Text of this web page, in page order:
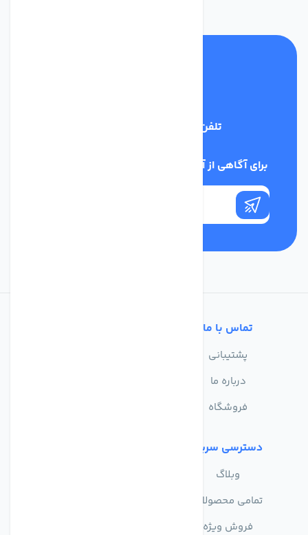
تلفن پشتیبانی
برای آگاهی از آخرین اخبار در خبرنامه ما عضو شوید
تماس با ما
پشتیبانی
درباره ما
فروشگاه
دسترسی سریع
وبلاگ
تمامی محصولات
فروش ویژه